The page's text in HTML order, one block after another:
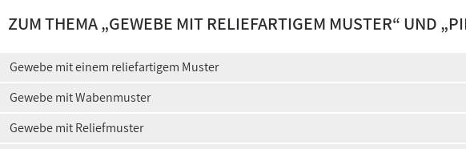
ZUM THEMA „GEWEBE MIT RELIEFARTIGEM MUSTER“ UND „
Gewebe mit einem reliefartigem Muster
Gewebe mit Wabenmuster
Gewebe mit Reliefmuster